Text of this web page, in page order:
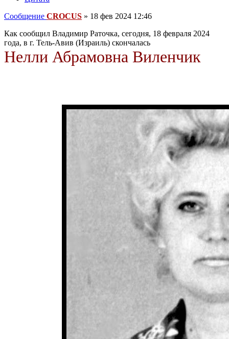
Сообщение CROCUS » 18 фев 2024 12:46
Как сообщил Владимир Раточка, сегодня, 18 февраля 2024
года, в г. Тель-Авив (Израиль) скончалась
Нелли Абрамовна Виленчик